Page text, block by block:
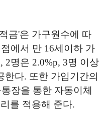
금'은 가구원수에 따
에서 만 16세이하 가
2명은 2.0%p, 3명 이상
한다. 또한 가입기간의
장을 통한 자동이체
를 적용해 준다.